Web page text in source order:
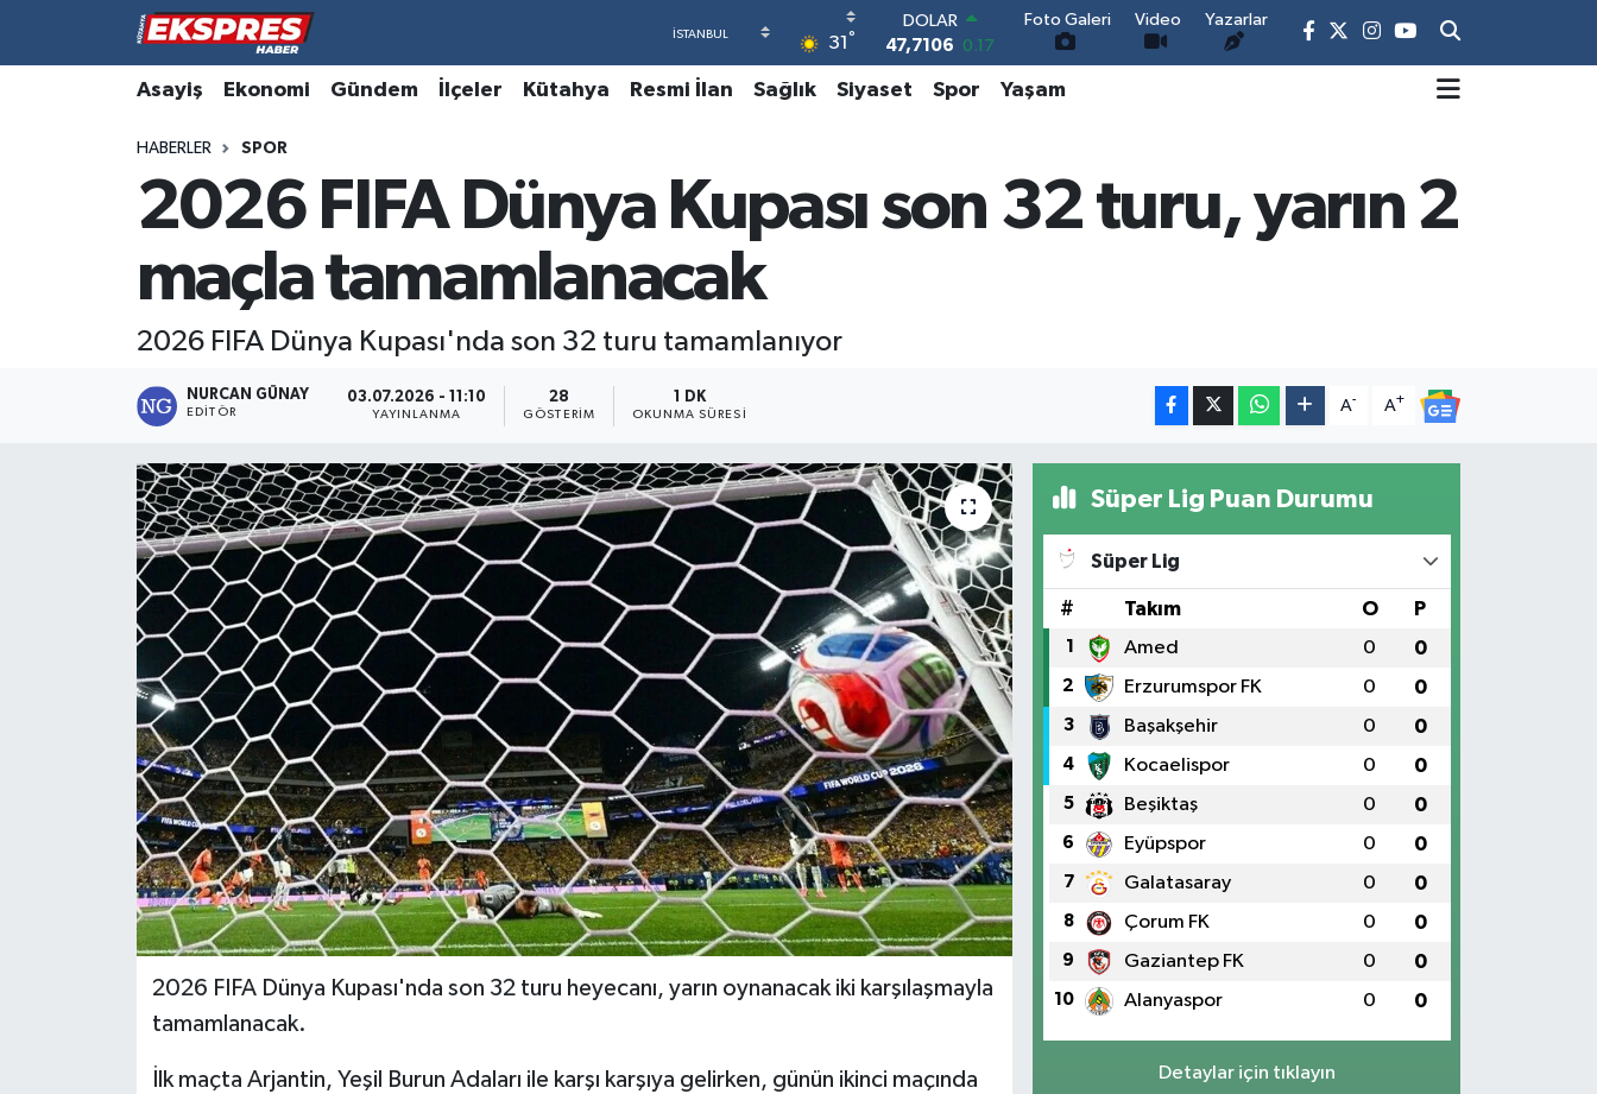
31 °
EURO
55,1652
0.27
STERLİN
64,4046 0.35
13.773
-19
BITCOIN
Foto Galeri Video Yazarlar
Asayiş Ekonomi Gündem İlçeler Kütahya Resmi İlan Sağlık Siyaset Spor Yaşam
HABERLER SPOR
2026 FIFA Dünya Kupası son 32 turu, yarın 2
maçla tamamlanacak
2026 FIFA Dünya Kupası'nda son 32 turu tamamlanıyor
NURCAN GÜNAY
EDITÖR
03.07.2026 - 11:10
YAYINLANMA
28
GÖSTERIM
1 DK
OKUNMA SÜRESI
A- A+
2026 FIFA Dünya Kupası'nda son 32 turu heyecanı, yarın oynanacak iki karşılaşmayla
tamamlanacak.
İlk maçta Arjantin, Yeşil Burun Adaları ile karşı karşıya gelirken, günün ikinci maçında
Süper Lig Puan Durumu
Süper Lig
# Takım O P
1 Amed 0 0
2 Erzurumspor FK 0 0
3 Başakşehir 0 0
4 Kocaelispor 0 0
5 Beşiktaş 0 0
6 Eyüpspor 0 0
7 Galatasaray 0 0
8 Çorum FK 0 0
9 Gaziantep FK 0 0
10 Alanyaspor 0 0
Detaylar için tıklayın
Altıntaş
Aslanapa
Biyografiler
Çavdarhisar
Dumlupınar
Ekonomi
Foto Galeri
Hava Durumu
Trafik Durumu
Süper Lig Puan Durumu ve Fikstür
Tüm Manşetler
Son Dakika Haberleri
Haber Arşivi